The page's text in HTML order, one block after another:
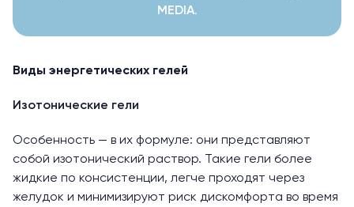
MEDIA.
Виды энергетических гелей
Изотонические гели
Особенность — в их формуле: они представляют
собой изотонический раствор. Такие гели более
жидкие по консистенции, легче проходят через
желудок и минимизируют риск дискомфорта во время